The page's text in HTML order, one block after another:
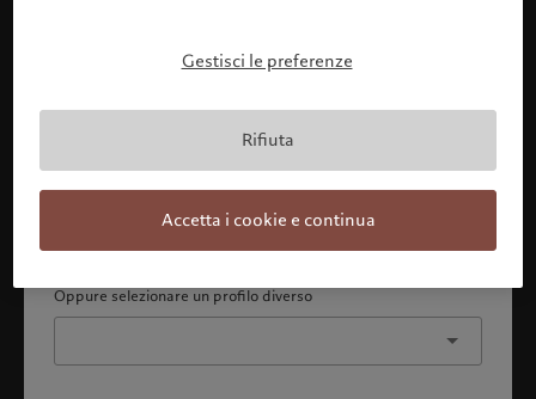
Confermare il proprio profilo
Con la presente dichiaro 1) di aver pienamente compreso
cittadino o residente degli Stati Uniti o del Canada.
Continua
Oppure selezionare un profilo diverso
Gestisci le preferenze
Rifiuta
Accetta i cookie e continua